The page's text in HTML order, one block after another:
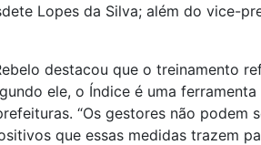
Lopes da Silva; além do vice-
destacou que o
ele, o Índice é uma
“Os gestores não
que essas medidas trazem